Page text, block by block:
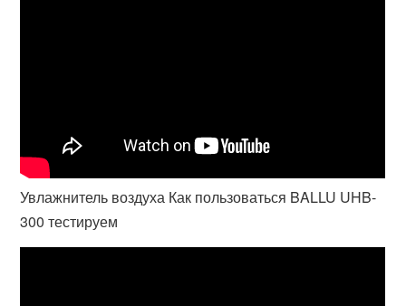
Увлажнитель воздуха Как пользоваться BALLU UHB-
300 тестируем